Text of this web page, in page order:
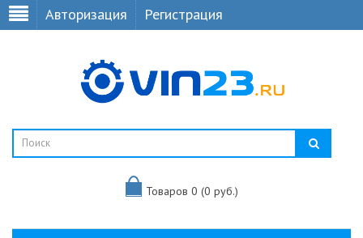
Авторизация Регистрация
Товаров 0 (0 руб.)